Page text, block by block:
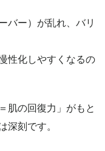
バー）が乱れ、バリ
性化しやすくなるの
肌の回復力」がもと
深刻です。